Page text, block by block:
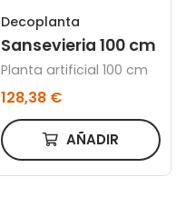
Decoplanta
Sansevieria 100 cm
Planta artificial 100 cm
128,38 €
AÑADIR